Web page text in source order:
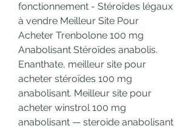
fonctionnement - Stéroïdes légaux
à vendre Meilleur Site Pour
Acheter Trenbolone 100 mg
Anabolisant Stéroïdes anabolis.
Enanthate, meilleur site pour
acheter stéroïdes 100 mg
anabolisant. Meilleur site pour
acheter winstrol 100 mg
anabolisant — steroide anabolisant